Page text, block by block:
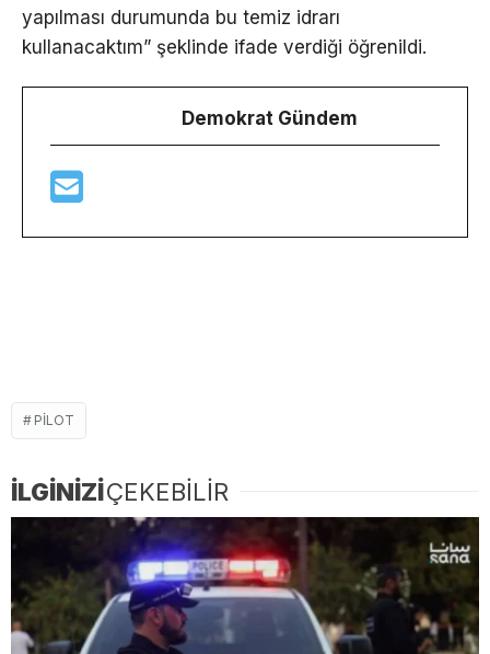
yapılması durumunda bu temiz idrarı
kullanacaktım” şeklinde ifade verdiği öğrenildi.
Demokrat Gündem
PILOT
İLGİNİZİÇEKEBİLİR